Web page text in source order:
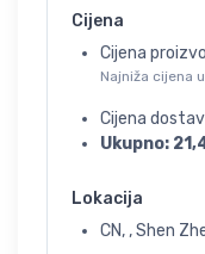
Cijena
Cijena
Najniža cijena
Cijena
Ukupno:
Lokacija
CN, , Shen